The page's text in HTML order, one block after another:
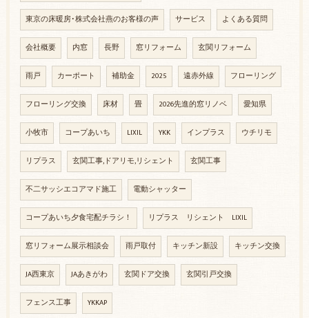
東京の床暖房･株式会社燕のお客様の声 サービス よくある質問
会社概要 内窓 長野 窓リフォーム 玄関リフォーム
雨戸 カーポート 補助金 2025 遠赤外線 フローリング
フローリング交換 床材 畳 2026先進的窓リノベ 愛知県
小牧市 コープあいち LIXIL YKK インプラス ウチリモ
リプラス 玄関工事,ドアリモ,リシェント 玄関工事
不二サッシエコアマド施工 電動シャッター
コープあいち夕食宅配チラシ！ リプラス リシェント LIXIL
窓リフォーム展示相談会 雨戸取付 キッチン新設 キッチン交換
JA西東京 JAあきがわ 玄関ドア交換 玄関引戸交換
フェンス工事 YKKAP